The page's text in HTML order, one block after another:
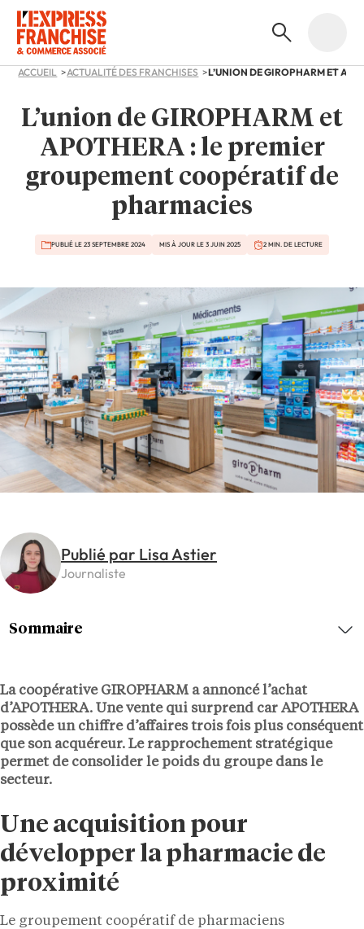
ACCUEIL ACTUALITÉ DES FRANCHISES
L’union de GIROPHARM et
APOTHERA : le premier
groupement coopératif de
pharmacies
PUBLIÉ LE 23 SEPTEMBRE 2024 MIS À JOUR LE 3 JUIN 2025 2 MIN. DE LECTURE
Publié par Lisa Astier
Journaliste
La coopérative GIROPHARM a annoncé l’achat
d’APOTHERA. Une vente qui surprend car APOTHERA
possède un chiffre d’affaires trois fois plus conséquent
que son acquéreur. Le rapprochement stratégique
permet de consolider le poids du groupe dans le
secteur.
Une acquisition pour
développer la pharmacie de
proximité
Le groupement coopératif de pharmaciens
Sommaire